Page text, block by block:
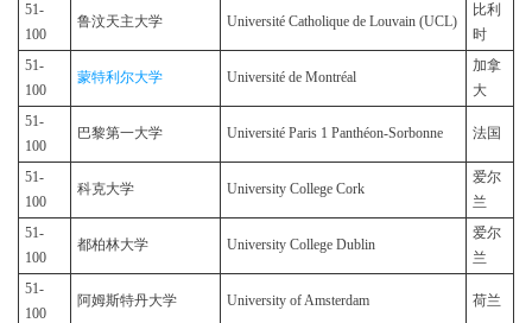
51-
100
鲁汶天主大学 Université Catholique de Louvain (UCL)
比利
时
51-
100
蒙特利尔大学 Université de Montréal
加拿
大
51-
100
巴黎第一大学 Université Paris 1 Panthéon-Sorbonne 法国
51-
100
科克大学 University College Cork
爱尔
兰
51-
100
都柏林大学 University College Dublin
爱尔
兰
51-
100
阿姆斯特丹大学 University of Amsterdam 荷兰